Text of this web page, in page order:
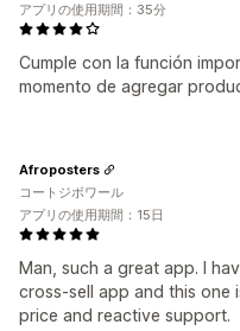
Cumple con la función
momento de agregar
アプリの使用期間：35分
Man, such a great app. I
cross-sell app and this one
price and reactive support.
Afroposters
コートジボワール
アプリの使用期間：15日